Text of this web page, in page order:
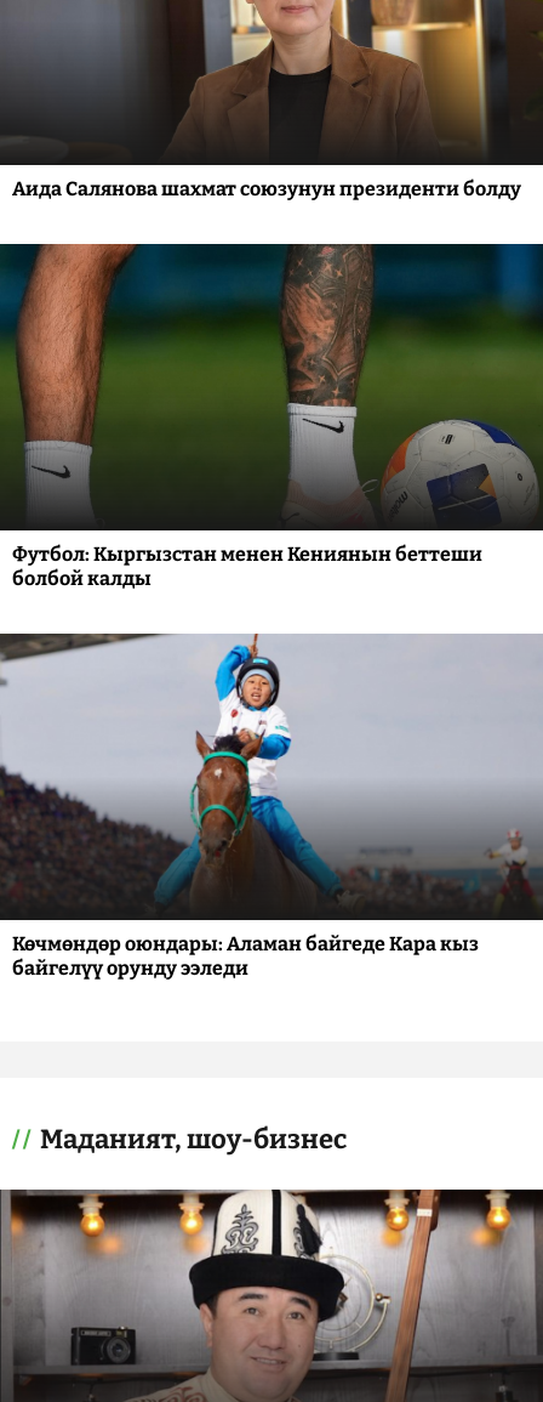
Аида Салянова шахмат союзунун президенти болду
Футбол: Кыргызстан менен Кениянын беттеши
болбой калды
Көчмөндөр оюндары: Аламан байгеде Кара кыз
байгелүү орунду ээледи
Маданият, шоу-бизнес